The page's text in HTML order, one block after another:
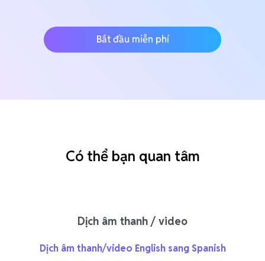
Bắt đầu miễn phí
Có thể bạn quan tâm
Dịch âm thanh / video
Dịch âm thanh/video English sang Spanish